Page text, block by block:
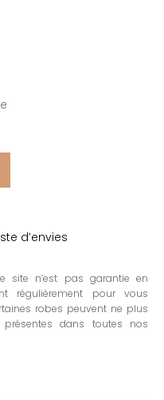
d’envies
site n’est pas garantie en
régulièrement pour vous
robes peuvent ne plus
dans toutes nos